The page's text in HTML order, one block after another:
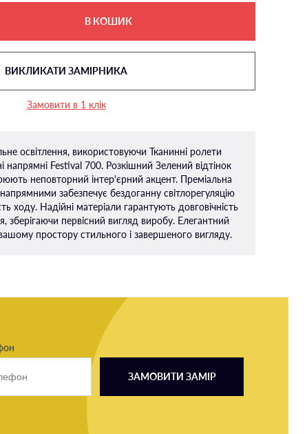
В КОШИК
ВИКЛИКАТИ ЗАМІРНИКА
Замовити в 1 клік
освітлення, використовуючи Тканинні ролети
напрямні Festival 700. Розкішний Зелений відтінок
неповторний інтер'єрний акцент. Преміальна
забезпечує бездоганну світлорегуляцію
ходу. Надійні матеріали гарантують довговічність
зберігаючи первісний вигляд виробу. Елегантний
простору стильного і завершеного вигляду.
ЗАМОВИТИ ЗАМІР